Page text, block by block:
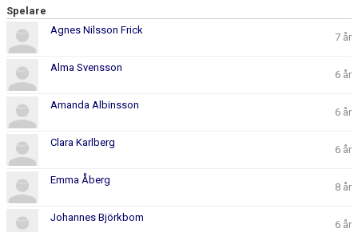
Spelare
Agnes Nilsson Frick
7 år
Alma Svensson
6 år
Amanda Albinsson
6 år
Clara Karlberg
6 år
Emma Åberg
8 år
Johannes Björkbom
6 år